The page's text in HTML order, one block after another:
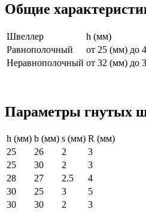
Общие
Швеллер h (мм)
Равнополочный
от 25 (мм) до
Неравнополочный от 32 (мм) до
Параметры гнутых
h (мм) b (мм) s (мм) R (мм)
25
26 2
3
25
30 2
3
28
27 2.5
4
30
25 3
5
30
30 2
3